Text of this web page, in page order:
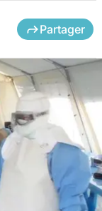
Partager